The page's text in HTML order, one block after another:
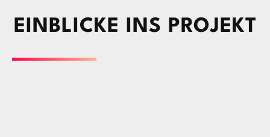
EINBLICKE INS PROJEKT